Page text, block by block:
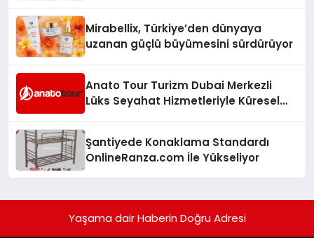
Mirabellix, Türkiye’den dünyaya
uzanan güçlü büyümesini sürdürüyor
Anato Tour Turizm Dubai Merkezli
Lüks Seyahat Hizmetleriyle Küresel
Şantiyede Konaklama Standardı
OnlineRanza.com İle Yükseliyor
Yaşama dair Haberin Doğru Adresi